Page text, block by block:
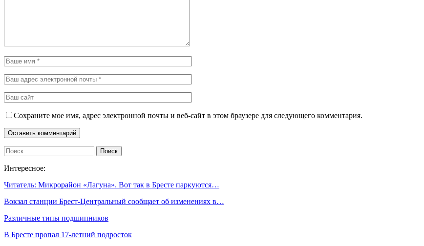
Сохраните мое имя, адрес электронной почты и веб-сайт в этом браузере для следующего комментария.
Интересное:
Читатель: Микрорайон «Лагуна». Вот так в Бресте паркуются…
Вокзал станции Брест-Центральный сообщает об изменениях в…
Различные типы подшипников
В Бресте пропал 17-летний подросток